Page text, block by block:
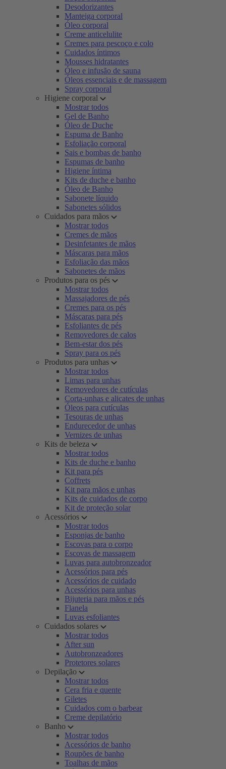
Desodorizantes
Manteiga corporal
Óleo corporal
Creme anticelulite
Cremes para pescoço e colo
Cuidados íntimos
Mousses hidratantes
Óleo e infusão de sauna
Óleos essenciais e de massagem
Spray corporal
Higiene corporal
Mostrar todos
Gel de Banho
Óleo de Duche
Espuma de Banho
Esfoliação corporal
Sais e bombas de banho
Espumas de banho
Higiene íntima
Kits de duche e banho
Óleo de Banho
Sabonete líquido
Sabonetes sólidos
Cuidados para mãos
Mostrar todos
Cremes de mãos
Desinfetantes de mãos
Máscaras para mãos
Esfoliação das mãos
Sabonetes de mãos
Produtos para os pés
Mostrar todos
Massajadores de pés
Cremes para os pés
Máscaras para pés
Esfoliantes de pés
Removedores de calos
Bem-estar dos pés
Spray para os pés
Produtos para unhas
Mostrar todos
Limas para unhas
Removedores de cutículas
Corta-unhas e alicates de unhas
Óleos para cutículas
Tesouras de unhas
Endurecedor de unhas
Vernizes de unhas
Kits de beleza
Mostrar todos
Kits de duche e banho
Kit para pés
Coffrets
Kit para mãos e unhas
Kits de cuidados de corpo
Kit de proteção solar
Acessórios
Mostrar todos
Esponjas de banho
Escovas para o corpo
Escovas de massagem
Luvas para autobronzeador
Acessórios para pés
Acessórios de cuidado
Acessórios para unhas
Bijuteria para mãos e pés
Flanela
Luvas esfoliantes
Cuidados solares
Mostrar todos
After sun
Autobronzeadores
Protetores solares
Depilação
Mostrar todos
Cera fria e quente
Giletes
Cuidados com o barbear
Creme depilatório
Banho
Mostrar todos
Acessórios de banho
Roupões de banho
Toalhas de mãos